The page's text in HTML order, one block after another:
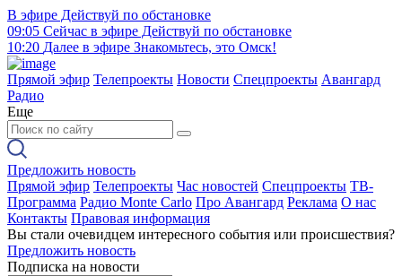
В эфире Действуй по обстановке
09:05 Сейчас в эфире Действуй по обстановке
10:20 Далее в эфире Знакомьтесь, это Омск!
Прямой эфир Телепроекты Новости Спецпроекты Авангард
Радио
Еще
Предложить новость
Прямой эфир Телепроекты Час новостей Спецпроекты ТВ-
Программа Радио Monte Carlo Про Авангард Реклама О нас
Контакты Правовая информация
Вы стали очевидцем интересного события или происшествия?
Предложить новость
Подписка на новости